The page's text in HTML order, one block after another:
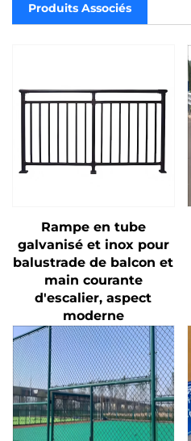
Produits Associés
Rampe en tube
galvanisé et inox pour
balustrade de balcon et
main courante
d'escalier, aspect
moderne